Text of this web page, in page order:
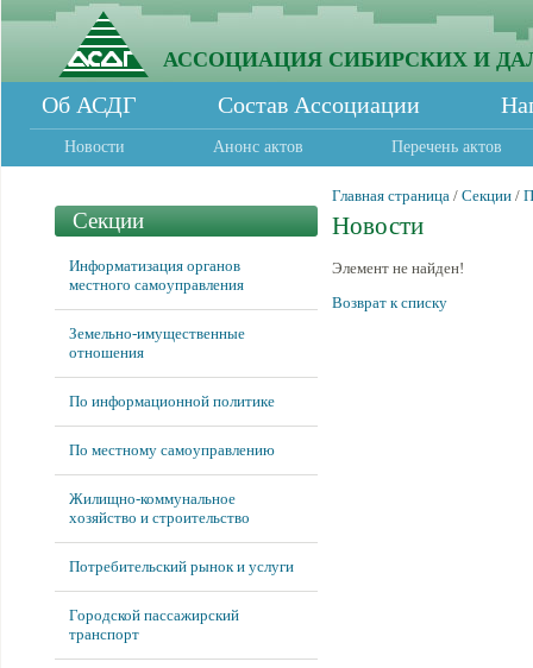
АССОЦИАЦИЯ СИБИРСКИХ И
Об АСДГ Состав Ассоциации
Новости Анонс актов Перечень актов
Секции
Информатизация органов
местного самоуправления
Земельно-имущественные
отношения
По информационной политике
По местному самоуправлению
Жилищно-коммунальное
хозяйство и строительство
Потребительский рынок и услуги
Городской пассажирский
транспорт
Главная страница / Секции /
Новости
Элемент не найден!
Возврат к списку